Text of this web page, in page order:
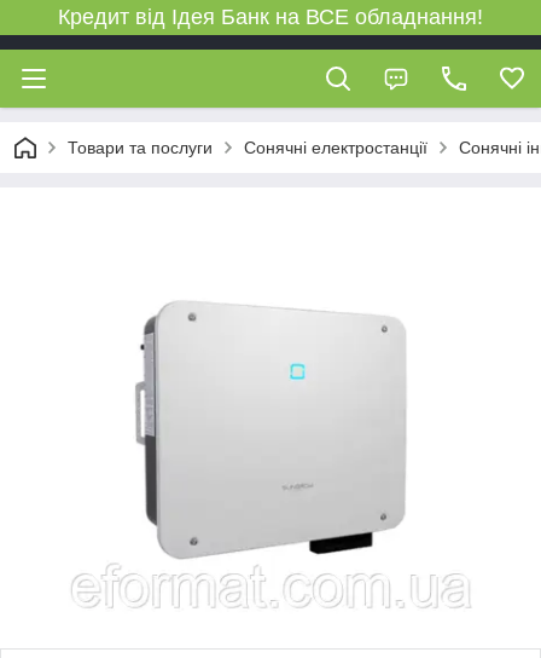
Кредит від Ідея Банк на ВСЕ обладнання!
Товари та послуги Сонячні електростанції Сонячні